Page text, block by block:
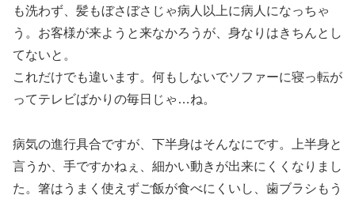
も洗わず、髪もぼさぼさじゃ病人以上に病人になっちゃ
う。お客様が来ようと来なかろうが、身なりはきちんとし
てないと。
これだけでも違います。何もしないでソファーに寝っ転が
ってテレビばかりの毎日じゃ…ね。
病気の進行具合ですが、下半身はそんなにです。上半身と
言うか、手ですかねぇ、細かい動きが出来にくくなりまし
た。箸はうまく使えずご飯が食べにくいし、歯ブラシもう